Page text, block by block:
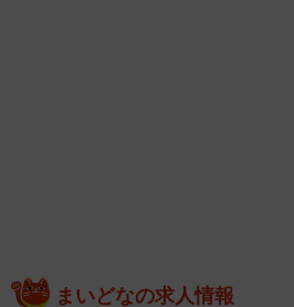
まいどなの求人情報